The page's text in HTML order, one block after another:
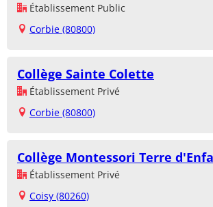
Établissement Public
Corbie (80800)
Collège Sainte Colette
Établissement Privé
Corbie (80800)
Collège Montessori Terre
Établissement Privé
Coisy (80260)